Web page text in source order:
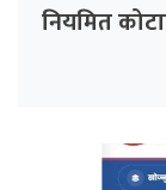
नियमित